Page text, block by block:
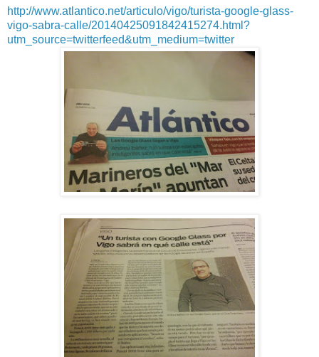
http://www.atlantico.net/articulo/vigo/turista-google-glass-
vigo-sabra-calle/20140425091842415274.html?
utm_source=twitterfeed&utm_medium=twitter